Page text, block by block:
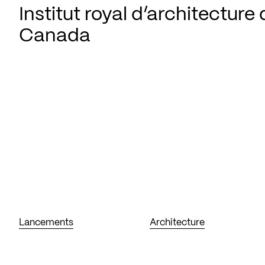
Institut royal d’architecture
Canada
Lancements Architecture